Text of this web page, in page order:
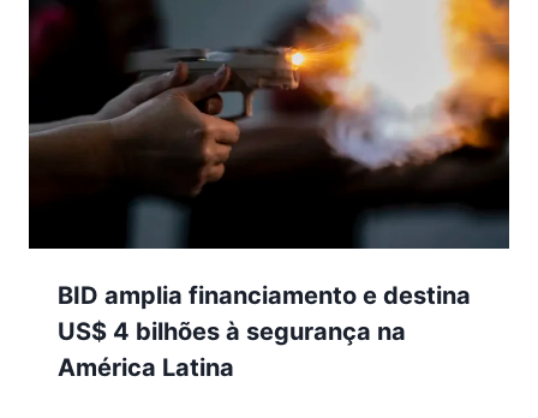
BID amplia financiamento e destina
US$ 4 bilhões à segurança na
América Latina